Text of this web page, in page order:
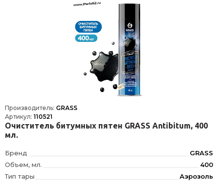
Производитель: GRASS
Артикул: 110521
Очиститель битумных пятен GRASS Antibitum, 400
мл.
Бренд
GRASS
Объем, мл.
400
Тип тары
Аэрозоль